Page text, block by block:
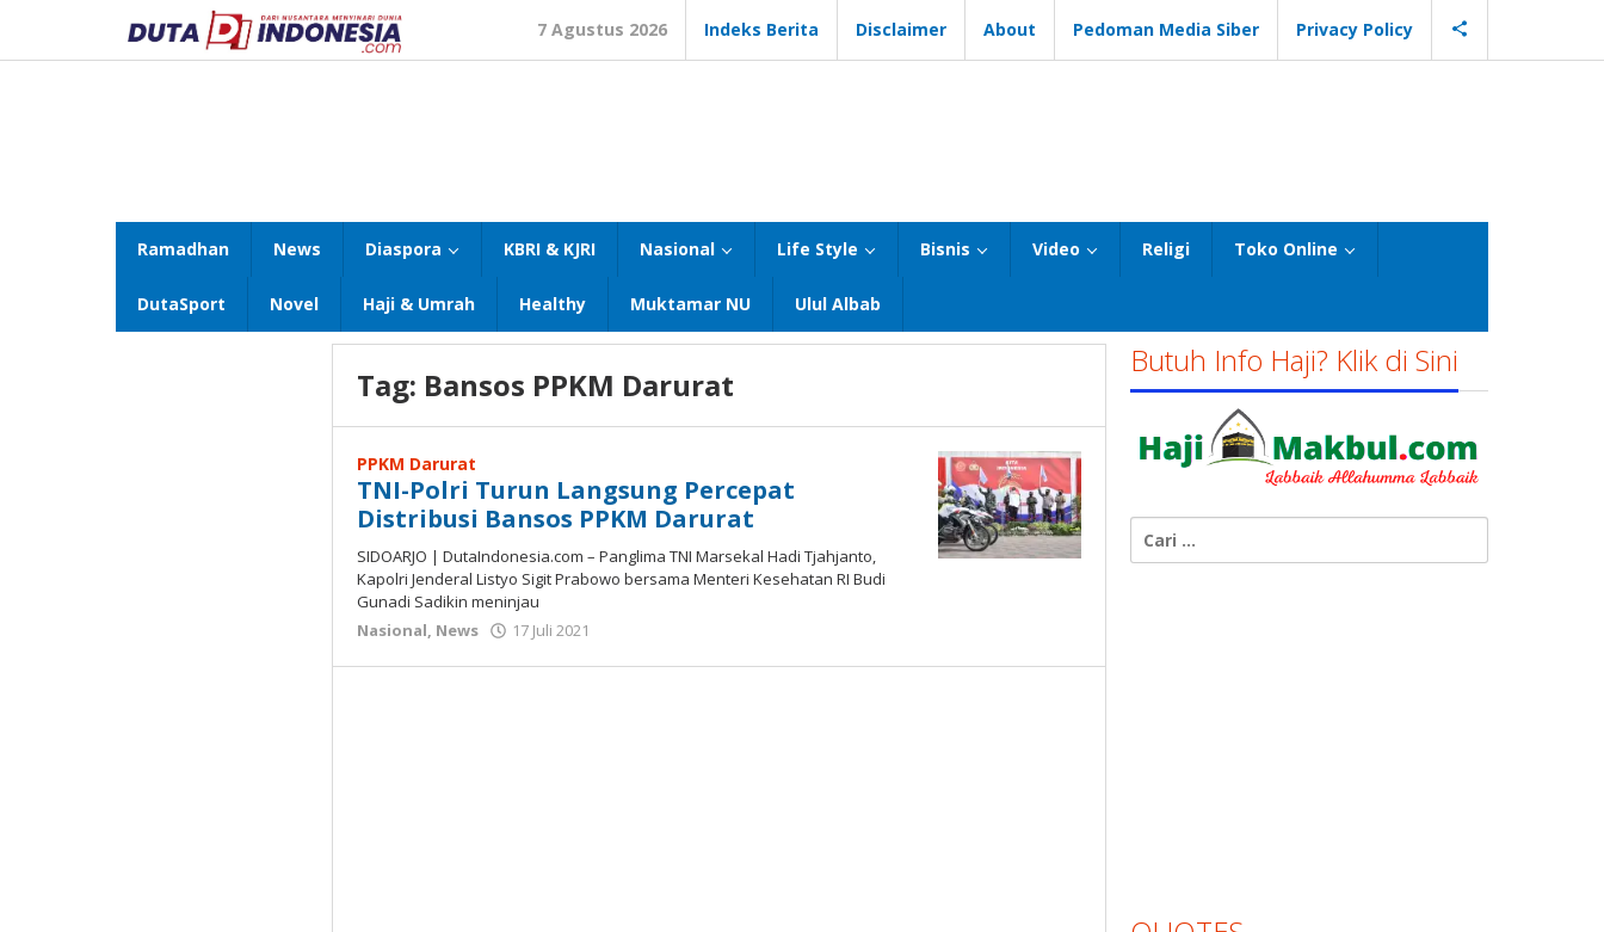
konten
7 Agustus 2026 Indeks Berita Disclaimer About Pedoman Media Siber Privacy Policy
Ramadhan News Diaspora KBRI & KJRI Nasional Life Style Bisnis Video Religi Toko Online
DutaSport Novel Haji & Umrah Healthy Muktamar NU Ulul Albab
Tag: Bansos PPKM Darurat
PPKM Darurat
TNI-Polri Turun Langsung Percepat
Distribusi Bansos PPKM Darurat
SIDOARJO | DutaIndonesia.com – Panglima TNI Marsekal Hadi Tjahjanto,
Kapolri Jenderal Listyo Sigit Prabowo bersama Menteri Kesehatan RI Budi
Gunadi Sadikin meninjau
Nasional, News 17 Juli 2021
Susanto
Butuh Info Haji? Klik di Sini
untuk: